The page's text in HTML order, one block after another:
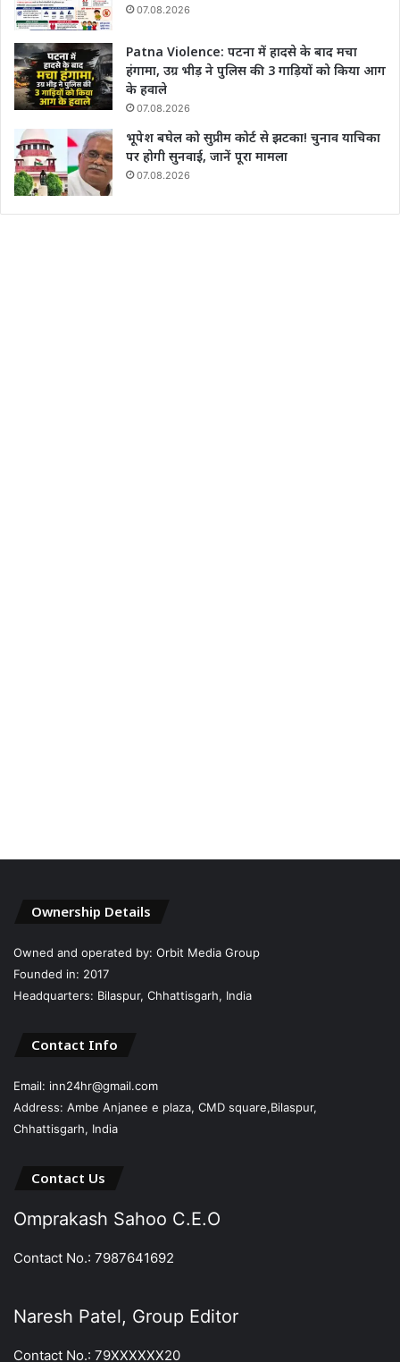
07.08.2026
Patna Violence: पटना में हादसे के बाद मचा
हंगामा, उग्र भीड़ ने पुलिस की 3 गाड़ियों को किया आग
के हवाले
07.08.2026
भूपेश बघेल को सुप्रीम कोर्ट से झटका! चुनाव याचिका
पर होगी सुनवाई, जानें पूरा मामला
07.08.2026
Ownership Details
Owned and operated by: Orbit Media Group
Founded in: 2017
Headquarters: Bilaspur, Chhattisgarh, India
Contact Info
Email: inn24hr@gmail.com
Address: Ambe Anjanee e plaza, CMD square,Bilaspur,
Chhattisgarh, India
Contact Us
Omprakash Sahoo C.E.O
Contact No.: 7987641692
Naresh Patel, Group Editor
Contact No.: 79XXXXXX20